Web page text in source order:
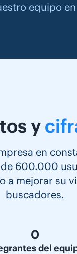
equipo
y
en
600.000
a mejorar su
buscadores.
0
del